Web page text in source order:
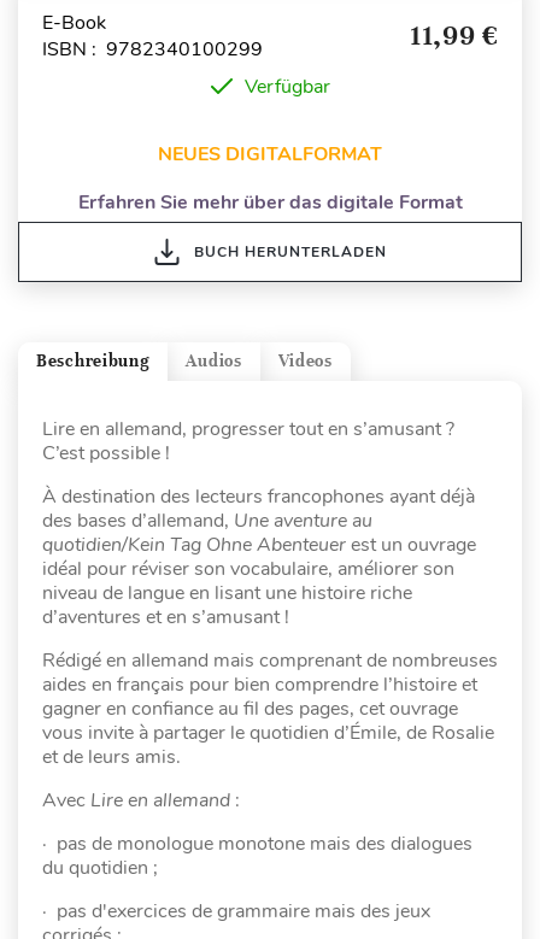
E-Book
ISBN : 9782340100299
11,99 €
Verfügbar
NEUES DIGITALFORMAT
Erfahren Sie mehr über das digitale Format
BUCH HERUNTERLADEN
Videos
Audios
Beschreibung
Lire en allemand, progresser tout en s’amusant ?
C’est possible !
À destination des lecteurs francophones ayant déjà
des bases d’allemand, Une aventure au
quotidien/Kein Tag Ohne Abenteuerest un ouvrage
idéal pour réviser son vocabulaire, améliorer son
niveau de langue en lisant une histoire riche
d’aventures et en s’amusant !
Rédigé en allemand mais comprenant de nombreuses
aides en français pour bien comprendre l’histoire et
gagner en confiance au fil des pages, cet ouvrage
vous invite à partager le quotidien d’Émile, de Rosalie
et de leurs amis.
Avec Lire en allemand :
· pas de monologue monotone mais des dialogues
du quotidien ;
· pas d'exercices de grammaire mais des jeux